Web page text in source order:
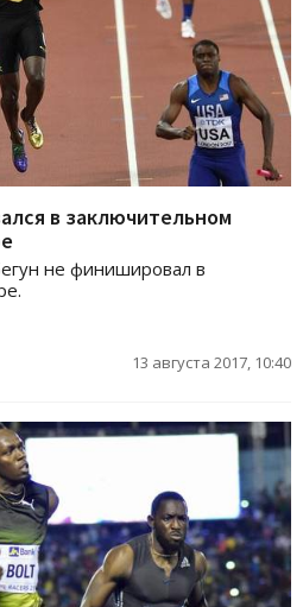
в заключительном
не финишировал в
13 августа 2017, 10:40